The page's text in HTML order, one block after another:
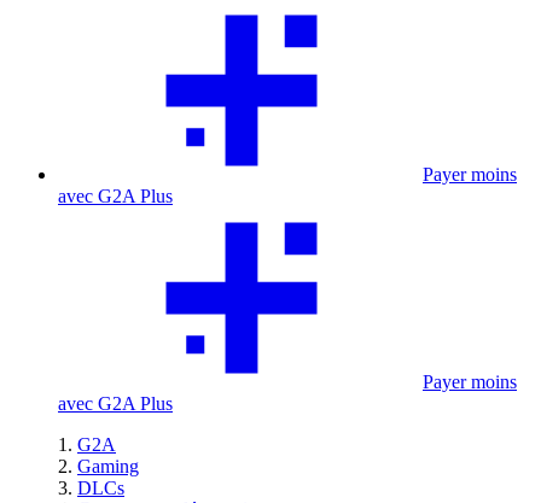
Payer moins
avec G2A Plus
Payer moins
avec G2A Plus
G2A
Gaming
DLCs